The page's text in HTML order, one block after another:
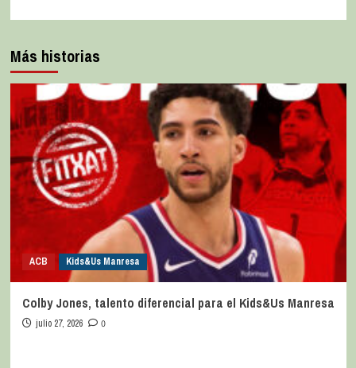
Más historias
ACB Kids&Us Manresa
Colby Jones, talento diferencial para el Kids&Us Manresa
julio 27, 2026 0